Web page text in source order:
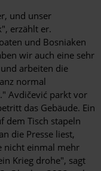
und unser
erzählt er.
und Bosniaken
wir auch eine sehr
arbeiten die
normal
Avdičević parkt vor
das Gebäude. Ein
dem Tisch stapeln
die Presse liest,
nicht einmal mehr
Krieg drohe", sagt